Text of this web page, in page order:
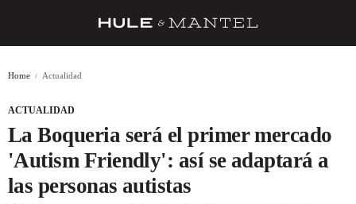
BARRAS Y ESTRELLAS
DÓNDE COMER
Home Actualidad
ACTUALIDAD
La Boqueria será el primer mercado
'Autism Friendly': así se adaptará a
las personas autistas